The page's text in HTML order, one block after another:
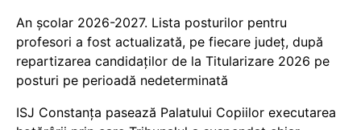
An școlar 2026-2027. Lista posturilor pentru
profesori a fost actualizată, pe fiecare județ, după
repartizarea candidaților de la Titularizare 2026 pe
posturi pe perioadă nedeterminată
ISJ Constanța pasează Palatului Copiilor executarea